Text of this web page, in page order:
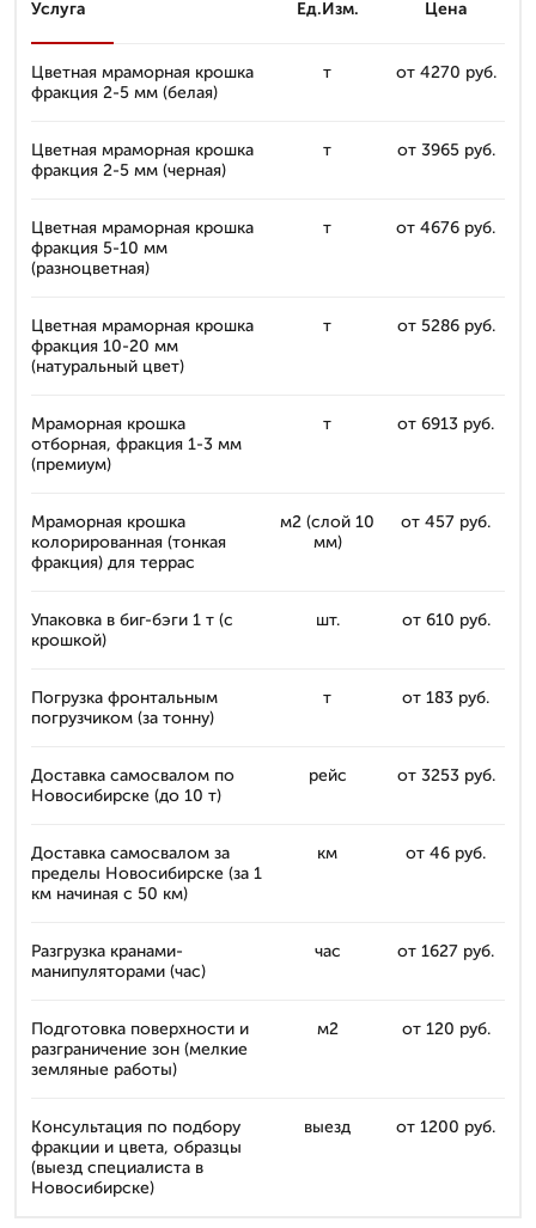
Услуга Ед.Изм. Цена
Цветная мраморная крошка
фракция 2-5 мм (белая)
т от 4270 руб.
Цветная мраморная крошка
фракция 2-5 мм (черная)
т от 3965 руб.
Цветная мраморная крошка
фракция 5-10 мм
(разноцветная)
т от 4676 руб.
Цветная мраморная крошка
фракция 10-20 мм
(натуральный цвет)
т от 5286 руб.
Мраморная крошка
отборная, фракция 1-3 мм
(премиум)
т от 6913 руб.
Мраморная крошка
колорированная (тонкая
фракция) для террас
м2 (слой 10
мм)
от 457 руб.
Упаковка в биг-бэги 1 т (с
крошкой)
шт. от 610 руб.
Погрузка фронтальным
погрузчиком (за тонну)
т от 183 руб.
Доставка самосвалом по
Новосибирске (до 10 т)
рейс от 3253 руб.
Доставка самосвалом за
пределы Новосибирске (за 1
км начиная с 50 км)
км от 46 руб.
Разгрузка кранами-
манипуляторами (час)
час от 1627 руб.
Подготовка поверхности и
разграничение зон (мелкие
земляные работы)
м2 от 120 руб.
Консультация по подбору
фракции и цвета, образцы
(выезд специалиста в
Новосибирске)
выезд от 1200 руб.